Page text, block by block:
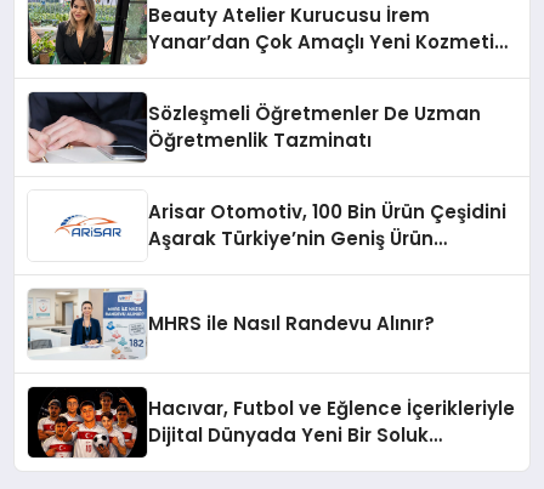
Beauty Atelier Kurucusu İrem
Yanar’dan Çok Amaçlı Yeni Kozmetik
Sözleşmeli Öğretmenler De Uzman
Öğretmenlik Tazminatı
Arisar Otomotiv, 100 Bin Ürün Çeşidini
Aşarak Türkiye’nin Geniş Ürün
MHRS ile Nasıl Randevu Alınır?
Hacıvar, Futbol ve Eğlence İçerikleriyle
Dijital Dünyada Yeni Bir Soluk